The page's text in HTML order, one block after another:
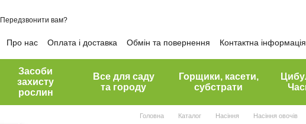
Передзвонити вам?
Про нас Оплата і доставка Обмін та повернення Контактна інформація
Засоби
захисту
рослин
Все для саду
та городу
Горщики, касети,
субстрати
Головна Каталог Насіння Насіння овочів